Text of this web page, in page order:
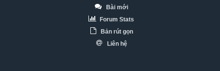
Bài mới
Forum Stats
Bản rút gọn
Liên hệ